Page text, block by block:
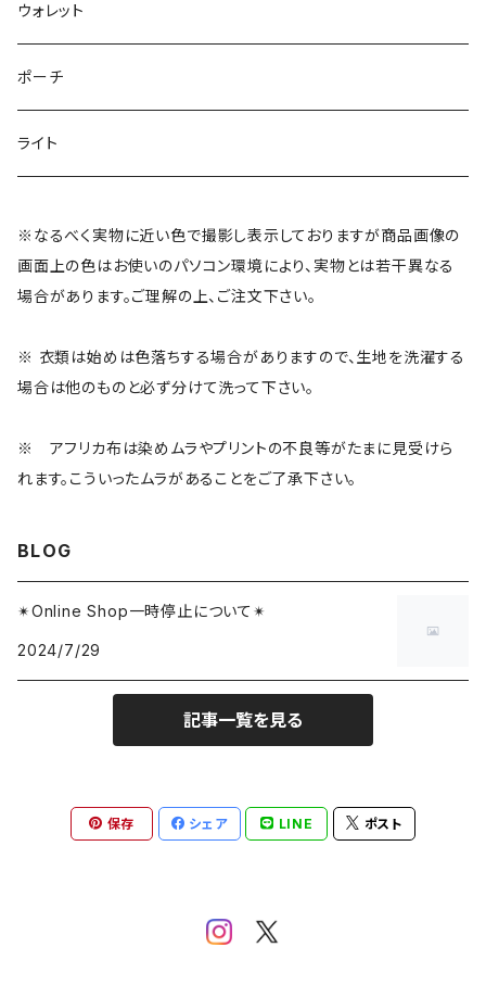
ワンピース
サロペット
ハーフパンツ
シューズ
ネックレス
ブレスレット
アンクレット
ヘアバンド
バッグ
がま口
がま口
キーホルダー
アフリカ雑貨
ウォレット
ポーチ
ライト
※なるべく実物に近い色で撮影し表示しておりますが商品画像の
画面上の色はお使いのパソコン環境により、実物とは若干異なる
場合があります。ご理解の上、ご注文下さい。
※ 衣類は始めは色落ちする場合がありますので、生地を洗濯する
場合は他のものと必ず分けて洗って下さい。
※ アフリカ布は染めムラやプリントの不良等がたまに見受けら
れます。こういったムラがあることをご了承下さい。
BLOG
✴︎Online Shop一時停止について✴︎
2024/7/29
記事一覧を見る
保存 シェア LINE ポスト